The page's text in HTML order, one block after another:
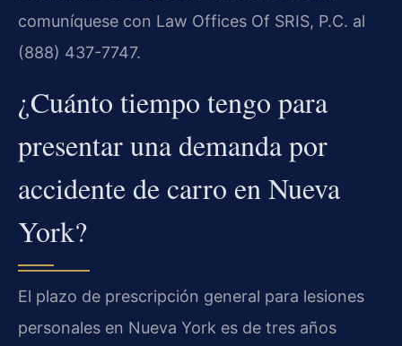
comuníquese con Law Offices Of SRIS, P.C. al
(888) 437-7747.
¿Cuánto tiempo tengo para
presentar una demanda por
accidente de carro en Nueva
York?
El plazo de prescripción general para lesiones
personales en Nueva York es de tres años